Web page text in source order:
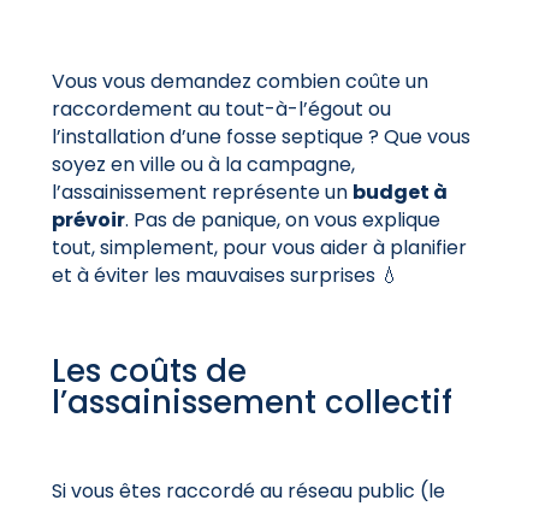
Vous vous demandez combien coûte un
raccordement au tout-à-l’égout ou
l’installation d’une fosse septique ? Que vous
soyez en ville ou à la campagne,
l’assainissement représente un budget à
prévoir. Pas de panique, on vous explique
tout, simplement, pour vous aider à planifier
et à éviter les mauvaises surprises 💧
Les coûts de
l’assainissement collectif
Si vous êtes raccordé au réseau public (le